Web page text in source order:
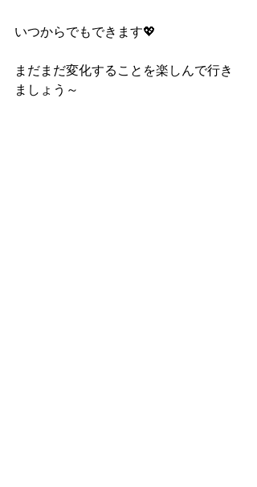
いつからでもできます💖
まだまだ変化することを楽しんで行き
ましょう～